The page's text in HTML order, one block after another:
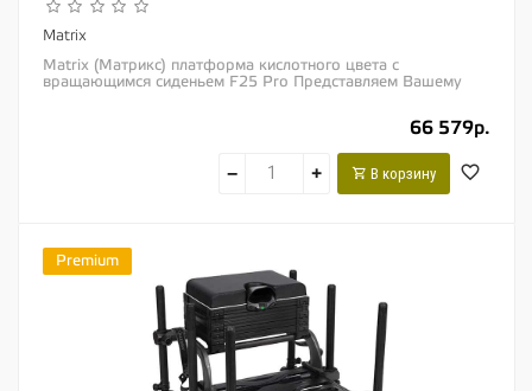
Matrix
Matrix (Матрикс) платформа кислотного цвета с
вращающимся сиденьем F25 Pro Представляем Вашему
66 579р.
− + В корзину
Premium